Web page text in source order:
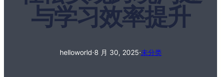
与学习效率提升
helloworld·8 月 30, 2025·未分类